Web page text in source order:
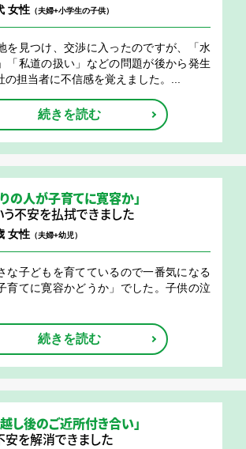
女性 （夫婦+小学生の子供）
を見つけ、交渉に入ったのですが、「水
「私道の扱い」などの問題が後から発生
の担当者に不信感を覚えました。...
続きを読む
りの人が子育てに寛容か」
う不安を払拭できました
女性 （夫婦+幼児）
な子どもを育てているので一番気になる
育てに寛容かどうか」でした。子供の泣
続きを読む
越し後のご近所付き合い」
安を解消できました